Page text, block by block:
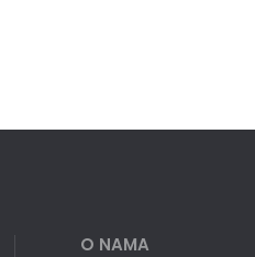
O NAMA